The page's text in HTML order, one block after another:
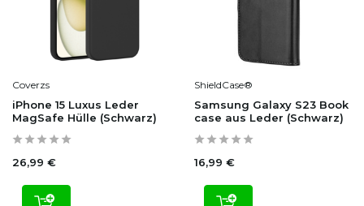
Coverzs
iPhone 15 Luxus Leder
MagSafe Hülle (Schwarz)
26,99 €
ShieldCase®
Samsung Galaxy S23 Book
case aus Leder (Schwarz)
16,99 €